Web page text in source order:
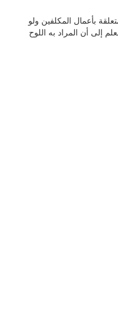
بأعمال المكلفين ولو
إلى أن المراد به اللوح